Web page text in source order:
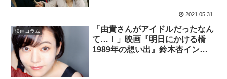
（松坂桃李）が見つけた好感度よ
り大事なものとは）
2021.05.31
映画コラム
「由貴さんがアイドルだったなん
て…！」映画『明日にかける橋
1989年の想い出』鈴木杏インタ